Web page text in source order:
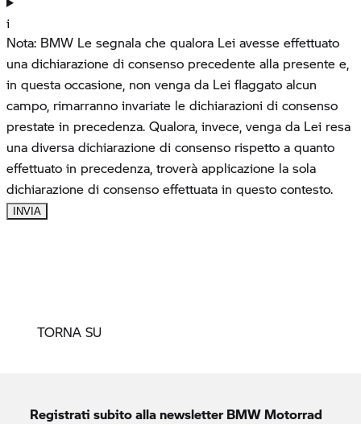
TORNA SU
Registrati subito alla newsletterBMW Motorrad